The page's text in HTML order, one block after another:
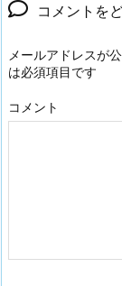
コメントを
メールアドレスが
は必須項目です
コメント